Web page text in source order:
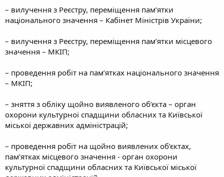
– вилучення з Реєстру, переміщення пам’ятки
національного значення – Кабінет Міністрів України;
– вилучення з Реєстру, переміщення пам’ятки місцевого
значення – МКІП;
– проведення робіт на пам’ятках національного значення
– МКІП;
– зняття з обліку щойно виявленого об’єкта – орган
охорони культурної спадщини обласних та Київської
міської державних адміністрацій;
– проведення робіт на щойно виявлених об’єктах,
пам’ятках місцевого значення - орган охорони
культурної спадщини обласних та Київської міської